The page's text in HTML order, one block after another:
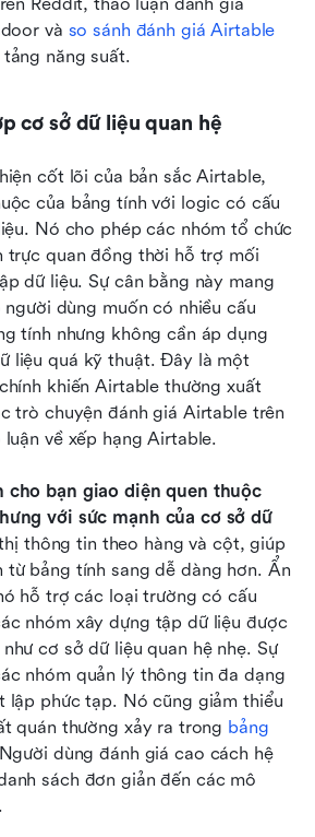
và so sánh đánh giá Airtable
năng suất.
cơ sở dữ liệu quan hệ
cốt lõi của bản sắc Airtable,
của bảng tính với logic có cấu
Nó cho phép các nhóm tổ chức
trực quan đồng thời hỗ trợ mối
dữ liệu. Sự cân bằng này mang
người dùng muốn có nhiều cấu
tính nhưng không cần áp dụng
liệu quá kỹ thuật. Đây là một
khiến Airtable thường xuất
trò chuyện đánh giá Airtable trên
về xếp hạng Airtable.
cho bạn giao diện quen thuộc
với sức mạnh của cơ sở dữ
thông tin theo hàng và cột, giúp
từ bảng tính sang dễ dàng hơn. Ẩn
hỗ trợ các loại trường có cấu
nhóm xây dựng tập dữ liệu được
cơ sở dữ liệu quan hệ nhẹ. Sự
nhóm quản lý thông tin đa dạng
lập phức tạp. Nó cũng giảm thiểu
quán thường xảy ra trong bảng
dùng đánh giá cao cách hệ
sách đơn giản đến các mô